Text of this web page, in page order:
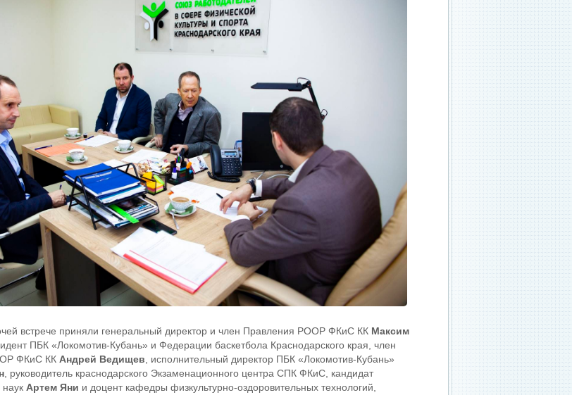
встрече приняли генеральный директор и член Правления РООР ФКиС КК Максим
ПБК «Локомотив-Кубань» и Федерации баскетбола Краснодарского края, член
ФКиС КК Андрей Ведищев , исполнительный директор ПБК «Локомотив-Кубань»
, руководитель краснодарского Экзаменационного центра СПК ФКиС, кандидат
наук Артем Яни и доцент кафедры физкультурно-оздоровительных технологий,